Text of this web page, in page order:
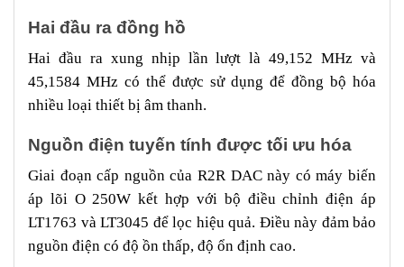
Hai đầu ra đồng hồ
Hai đầu ra xung nhịp lần lượt là 49,152 MHz và
45,1584 MHz có thể được sử dụng để đồng bộ hóa
nhiều loại thiết bị âm thanh.
Nguồn điện tuyến tính được tối ưu hóa
Giai đoạn cấp nguồn của R2R DAC này có máy biến
áp lõi O 250W kết hợp với bộ điều chỉnh điện áp
LT1763 và LT3045 để lọc hiệu quả. Điều này đảm bảo
nguồn điện có độ ồn thấp, độ ổn định cao.